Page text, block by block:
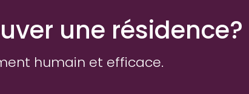
une résidence?
humain et efficace.